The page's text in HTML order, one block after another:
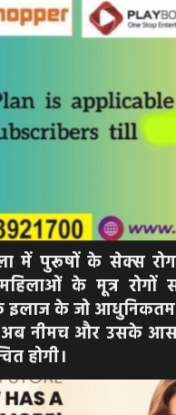
में पुरूषों के सेक्स
के मूत्र रोगों
इलाज के जो आधुनिकतम
नीमच और उसके
होगी।